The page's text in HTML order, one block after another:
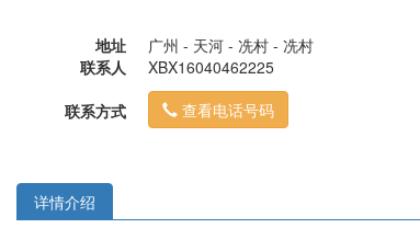
地址
广州 - 天河 - 冼村 - 冼村
联系人
XBX16040462225
联系方式
查看电话号码
详情介绍